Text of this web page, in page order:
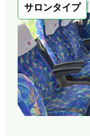
サロンタイプ